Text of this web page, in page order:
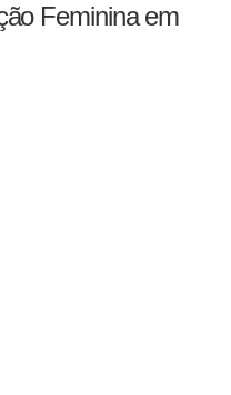
Feminina em